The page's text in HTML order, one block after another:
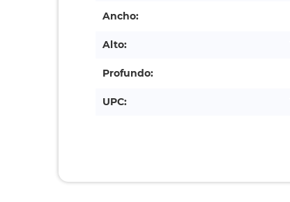
Ancho:
Alto:
Profundo:
UPC: